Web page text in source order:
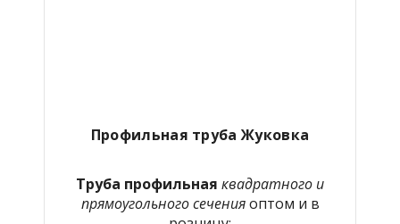
Профильная труба Жуковка
Труба профильная квадратного и
прямоугольного сеченияоптом и в